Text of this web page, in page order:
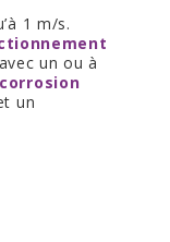
1 m/s.
un ou à
un